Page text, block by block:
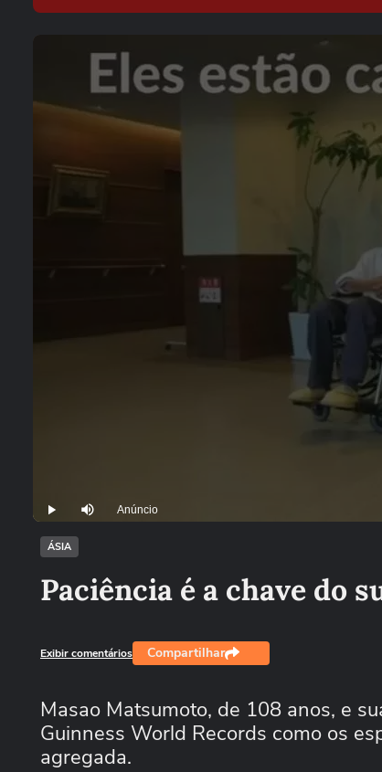
Play Mutar Anúncio
ÁSIA
Paciência é a chave do
Exibir comentários Compartilhar
Masao Matsumoto, de 108 anos, e
Guinness World Records como os
agregada.